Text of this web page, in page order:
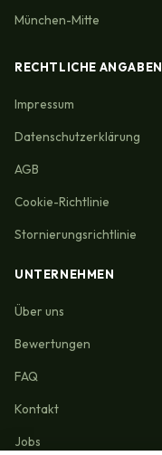
München-Mitte
RECHTLICHE ANGABEN
Impressum
Datenschutzerklärung
AGB
Cookie-Richtlinie
Stornierungsrichtlinie
UNTERNEHMEN
Über uns
Bewertungen
FAQ
Kontakt
Jobs